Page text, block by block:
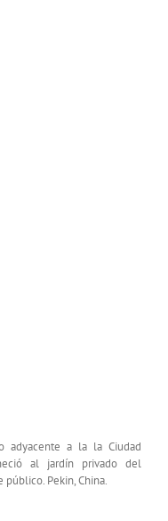
adyacente a la la Ciudad
al jardín privado del
Pekin, China.